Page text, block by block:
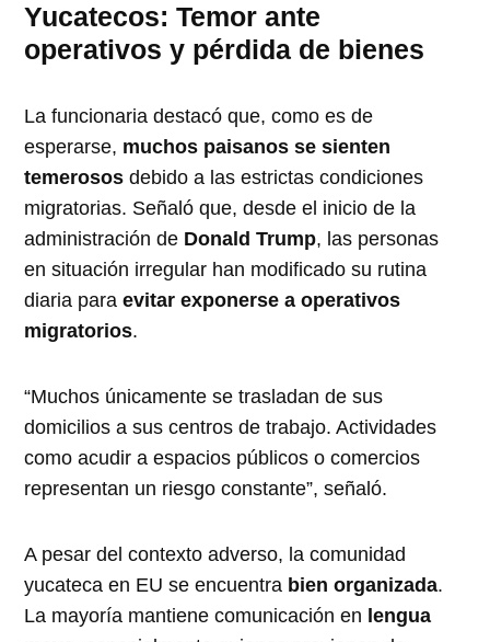
Yucatecos: Temor ante
operativos y pérdida de bienes
La funcionaria destacó que, como es de
esperarse, muchos paisanos se sienten
temerosos debido a las estrictas condiciones
migratorias. Señaló que, desde el inicio de la
administración de Donald Trump, las personas
en situación irregular han modificado su rutina
diaria paraevitar exponerse a operativos
migratorios.
“Muchos únicamente se trasladan de sus
domicilios a sus centros de trabajo. Actividades
como acudir a espacios públicos o comercios
representan un riesgo constante”, señaló.
A pesar del contexto adverso, la comunidad
yucateca en EU se encuentra bien organizada.
La mayoría mantiene comunicación en lengua